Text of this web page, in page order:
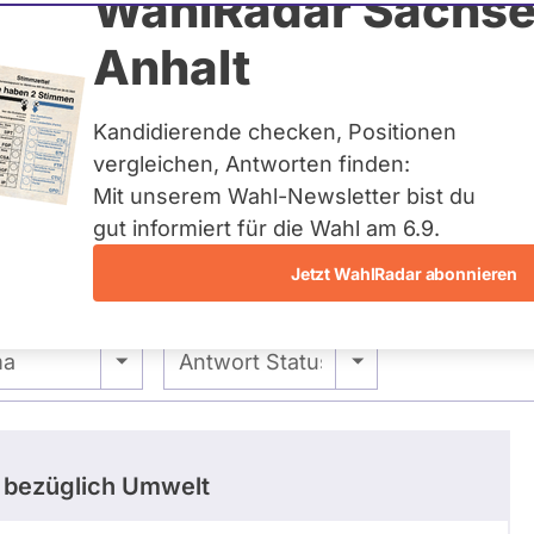
Anhalt
Kandidierende checken, Positionen
vergleichen, Antworten finden:
Mit unserem Wahl-Newsletter bist du
gut informiert für die Wahl am 6.9.
Jetzt WahlRadar abonnieren
und kein zukünftiges
auf Landes-, Bundes-
über eine
erfasst.
- Antwort Status
- Alle -
bezüglich Umwelt